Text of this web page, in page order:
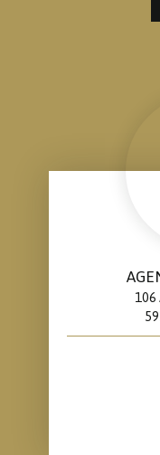
106